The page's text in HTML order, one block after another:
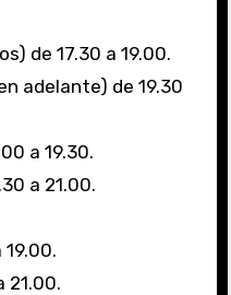
de 17.30 a 19.00.
adelante) de 19.30
a 19.30.
a 21.00.
19.00.
21.00.